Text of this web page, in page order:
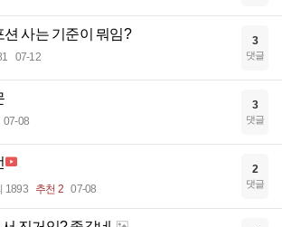
션 사는 기준이 뭐임?
07-12
3
댓글
07-08
3
댓글
1893 추천 2 07-08
2
댓글